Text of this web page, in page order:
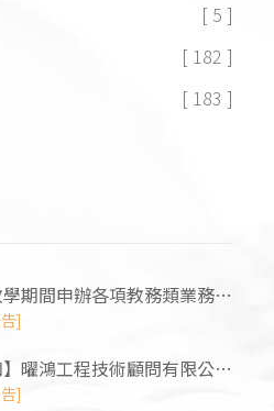
[ 5 ]
[ 182 ]
[ 183 ]
期間申辦各項教務類業務之
]
】曜鴻⼯程技術顧問有限公司
]